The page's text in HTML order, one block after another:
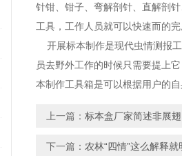
针钳、钳子、弯解剖针、直解剖
工具，工作人员就可以快速而的
开展标本制作是现代虫情测报
员去野外工作的时候只需要提上
本制作工具箱是可以根据用户的
上一篇： 标本盒厂家简述非展
下一篇： 农林“四情”这么解释就